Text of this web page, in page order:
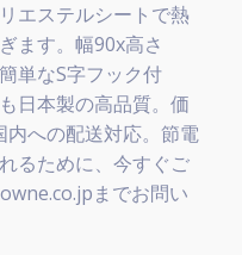
エステルシートで熱
ます。幅90x高さ
単なS字フック付
日本製の高品質。価
への配送対応。節電
るために、今すぐご
までお問い